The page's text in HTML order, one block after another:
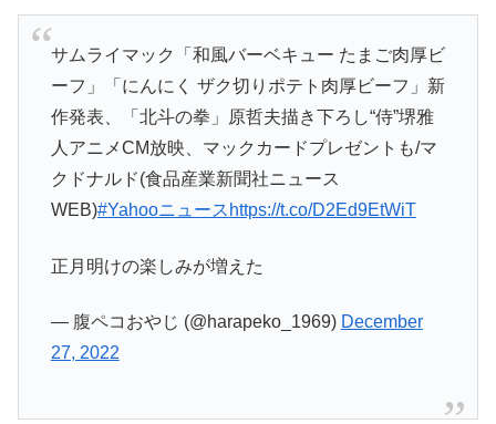
サムライマック「和風バーベキュー たまご肉厚ビ
ーフ」「にんにく ザク切りポテト肉厚ビーフ」新
作発表、「北斗の拳」原哲夫描き下ろし“侍”堺雅
人アニメCM放映、マックカードプレゼントも/マ
クドナルド(食品産業新聞社ニュース
WEB)#Yahooニュース https://t.co/D2Ed9EtWiT
正月明けの楽しみが増えた
— 腹ペコおやじ (@harapeko_1969) December
27, 2022